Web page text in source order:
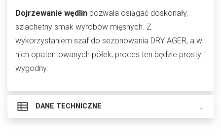
Dojrzewanie wędlin pozwala osiągać doskonały,
szlachetny smak wyrobów mięsnych. Z
wykorzystaniem szaf do sezonowania DRY AGER, a w
nich opatentowanych półek, proces ten będzie prosty i
wygodny.
DANE TECHNICZNE